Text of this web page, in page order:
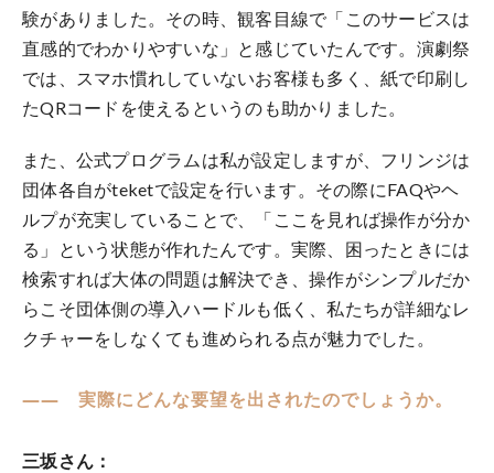
験がありました。その時、観客目線で「このサービスは
直感的でわかりやすいな」と感じていたんです。演劇祭
では、スマホ慣れしていないお客様も多く、紙で印刷し
たQRコードを使えるというのも助かりました。
また、公式プログラムは私が設定しますが、フリンジは
団体各自がteketで設定を行います。その際にFAQやヘ
ルプが充実していることで、「ここを見れば操作が分か
る」という状態が作れたんです。実際、困ったときには
検索すれば大体の問題は解決でき、操作がシンプルだか
らこそ団体側の導入ハードルも低く、私たちが詳細なレ
クチャーをしなくても進められる点が魅力でした。
―― 実際にどんな要望を出されたのでしょうか。
三坂さん：